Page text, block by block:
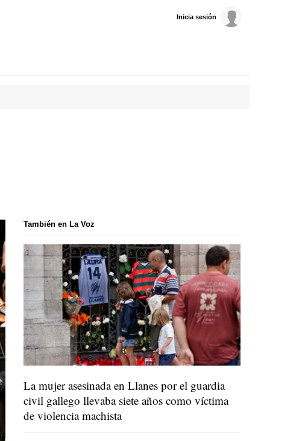
Inicia sesión
También en La Voz
La mujer asesinada en Llanes por el guardia
civil gallego llevaba siete años como víctima
de violencia machista